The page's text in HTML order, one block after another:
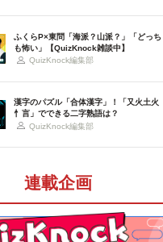
ふくらP×東問「海派？山派？」「どっち
も怖い」【QuizKnock雑談中】
QuizKnock編集部
漢字のパズル「合体漢字」！「又火土火
忄言」でできる二字熟語は？
QuizKnock編集部
連載企画